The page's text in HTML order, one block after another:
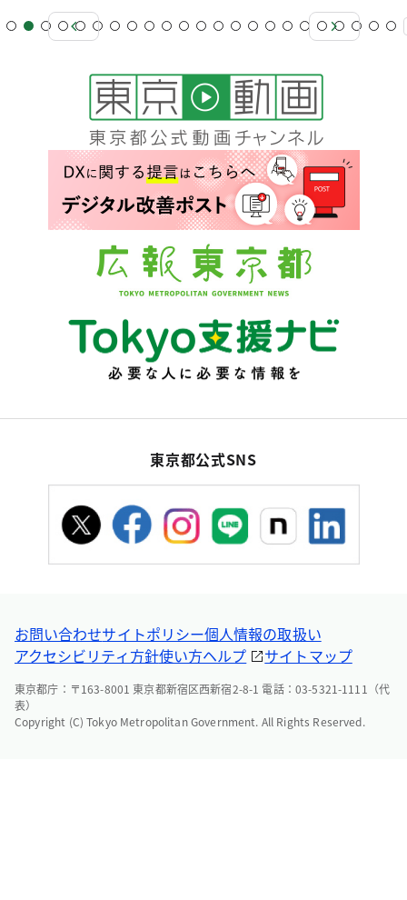
東京都公式SNS
お問い合わせサイトポリシー個人情報の取扱い
アクセシビリティ方針使い方ヘルプ サイトマップ
東京都庁：〒163-8001 東京都新宿区西新宿2-8-1 電話：03-5321-1111（代
表）
Copyright (C) Tokyo Metropolitan Government. All Rights Reserved.